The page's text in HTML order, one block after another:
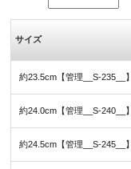
サイズ
約23.5cm【管理__S-235__】
約24.0cm【管理__S-240__】
約24.5cm【管理__S-245__】